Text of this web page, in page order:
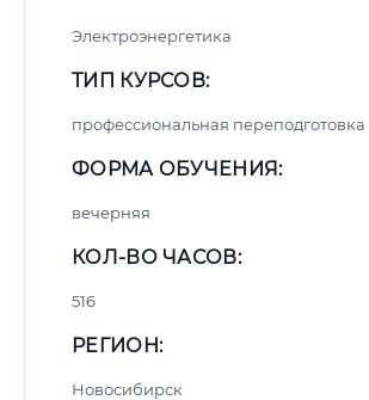
Электроэнергетика
ТИП КУРСОВ:
профессиональная переподготовка
ФОРМА ОБУЧЕНИЯ:
вечерняя
КОЛ-ВО ЧАСОВ:
516
РЕГИОН:
Новосибирск